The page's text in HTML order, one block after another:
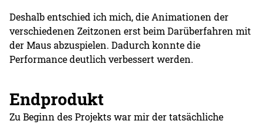
Deshalb entschied ich mich, die Animationen der
verschiedenen Zeitzonen erst beim Darüberfahren mit
der Maus abzuspielen. Dadurch konnte die
Performance deutlich verbessert werden.
Endprodukt
Zu Beginn des Projekts war mir der tatsächliche